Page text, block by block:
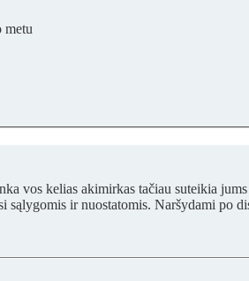
metu
vos kelias akimirkas tačiau suteikia
sąlygomis ir nuostatomis. Naršydami po